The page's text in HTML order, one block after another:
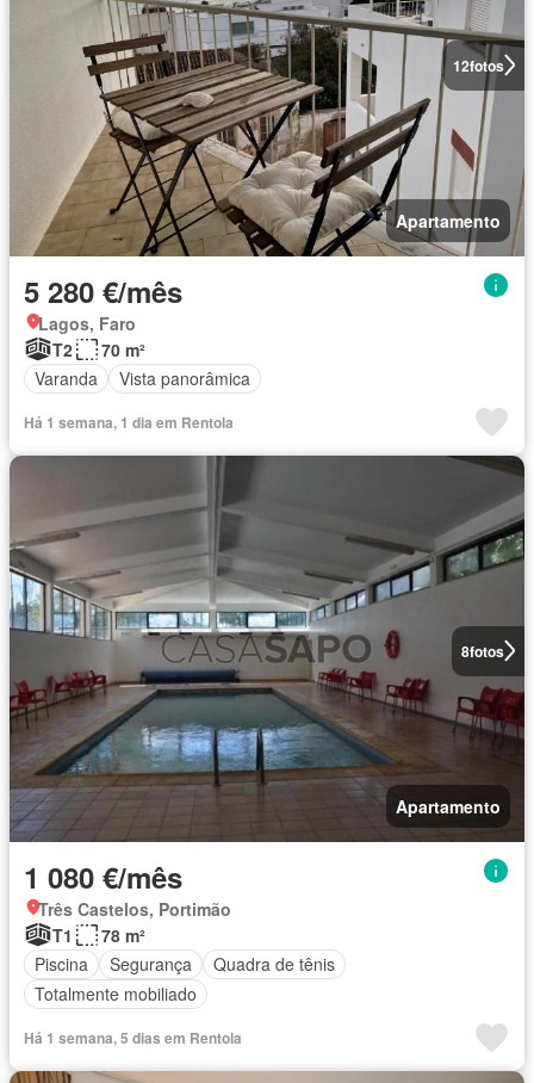
12fotos
Apartamento
5 280 €/mês
Lagos, Faro
T2
70 m²
Varanda
Vista panorâmica
Há 1 semana, 1 dia em Rentola
8fotos
Apartamento
1 080 €/mês
Três Castelos, Portimão
T1
78 m²
Piscina
Segurança
Quadra de tênis
Totalmente mobiliado
Há 1 semana, 5 dias em Rentola